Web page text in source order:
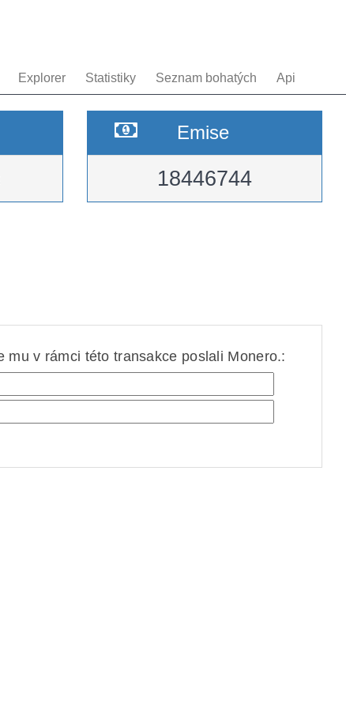
Explorer Statistiky Seznam bohatých Api
Emise
18446744
mu v rámci této transakce poslali Monero.: